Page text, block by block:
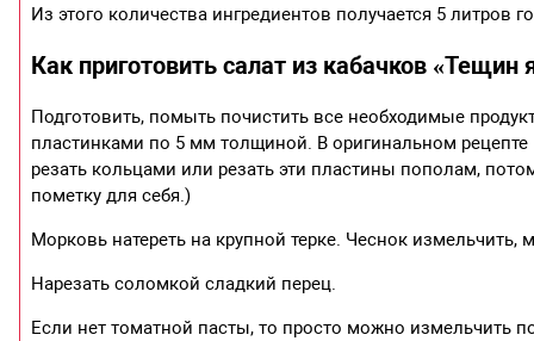
Из этого количества ингредиентов получается 5 литров
Как приготовить салат из кабачков «Тещин
Подготовить, помыть почистить все необходимые
пластинками по 5 мм толщиной. В оригинальном
резать кольцами или резать эти пластины пополам,
пометку для себя.)
Морковь натереть на крупной терке. Чеснок
Нарезать соломкой сладкий перец.
Если нет томатной пасты, то просто можно измельчить